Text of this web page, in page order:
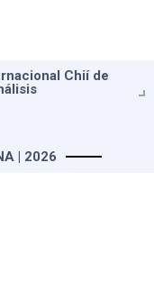
Chií de
| 2026